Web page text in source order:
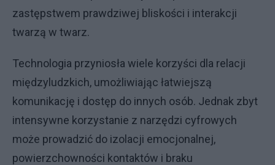
zastępstwem prawdziwej bliskości i interakcji
twarzą w twarz.
Technologia przyniosła wiele korzyści dla relacji
międzyludzkich, umożliwiając łatwiejszą
komunikację i dostęp do innych osób. Jednak zbyt
intensywne korzystanie z narzędzi cyfrowych
może prowadzić do izolacji emocjonalnej,
powierzchowności kontaktów i braku